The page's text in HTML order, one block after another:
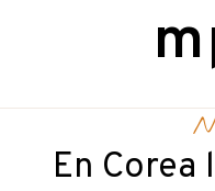
En Corea